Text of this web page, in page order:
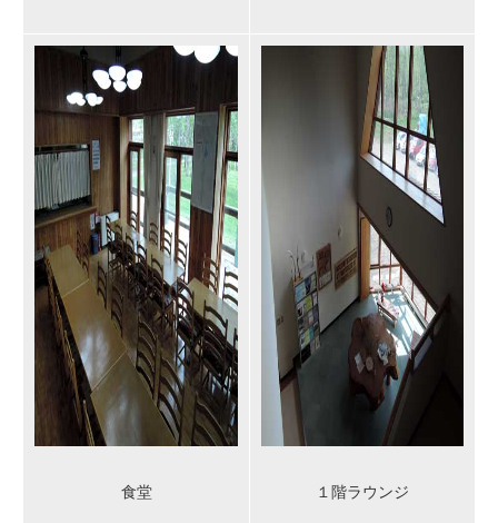
食堂 １階ラウンジ